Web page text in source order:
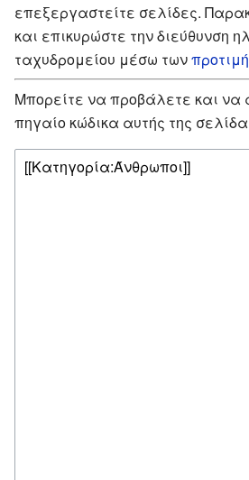
επεξεργαστείτε σελίδες.
και επικυρώστε την διεύθυνση
ταχυδρομείου μέσω των
Μπορείτε να προβάλετε και να
πηγαίο κώδικα αυτής της